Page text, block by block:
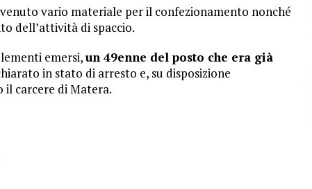
vario materiale per il confezionamento nonché
dell’attività di spaccio.
emersi,un 49enne del posto che era già
in stato di arresto e, su disposizione
il carcere di Matera.